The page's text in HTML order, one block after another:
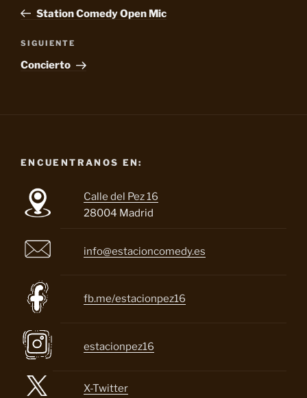
entradas
anterior:
Station Comedy Open Mic
Siguiente
entrada
SIGUIENTE
Concierto
ENCUENTRANOS EN:
Calle del Pez 16
28004 Madrid
info@estacioncomedy.es
fb.me/estacionpez16
estacionpez16
X-Twitter